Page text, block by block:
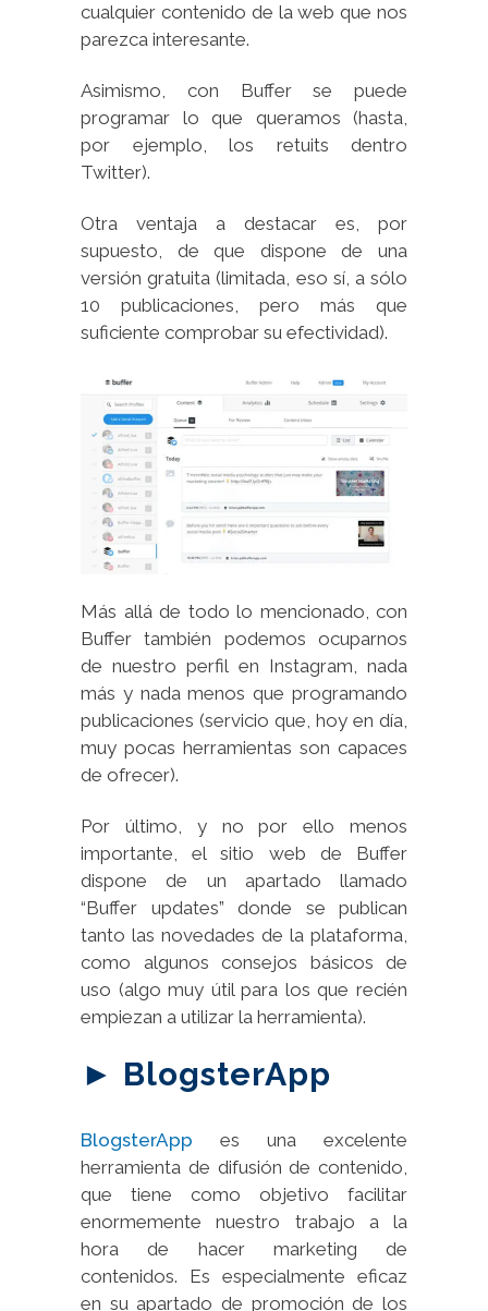
cualquier contenido de la web que nos
parezca interesante.
Asimismo, con Buffer se puede
programar lo que queramos (hasta,
por ejemplo, los retuits dentro
Twitter).
Otra ventaja a destacar es, por
supuesto, de que dispone de una
versión gratuita (limitada, eso sí, a sólo
10 publicaciones, pero más que
suficiente comprobar su efectividad).
Más allá de todo lo mencionado, con
Buffer también podemos ocuparnos
de nuestro perfil en Instagram, nada
más y nada menos que programando
publicaciones (servicio que, hoy en día,
muy pocas herramientas son capaces
de ofrecer).
Por último, y no por ello menos
importante, el sitio web de Buffer
dispone de un apartado llamado
“Buffer updates” donde se publican
tanto las novedades de la plataforma,
como algunos consejos básicos de
uso (algo muy útil para los que recién
empiezan a utilizar la herramienta).
► BlogsterApp
BlogsterApp es una excelente
herramienta de difusión de contenido,
que tiene como objetivo facilitar
enormemente nuestro trabajo a la
hora de hacer marketing de
contenidos. Es especialmente eficaz
en su apartado de promoción de los